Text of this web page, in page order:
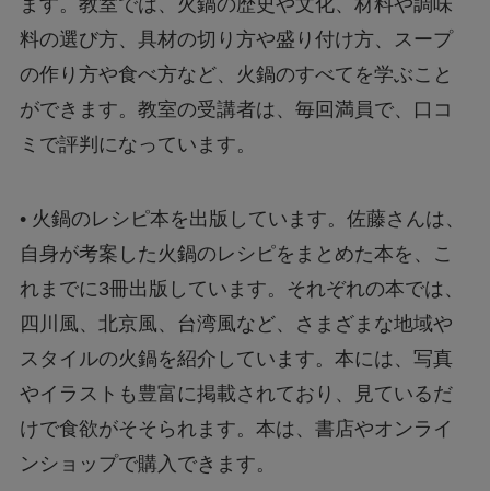
ます。教室では、火鍋の歴史や文化、材料や調味
料の選び方、具材の切り方や盛り付け方、スープ
の作り方や食べ方など、火鍋のすべてを学ぶこと
ができます。教室の受講者は、毎回満員で、口コ
ミで評判になっています。
• 火鍋のレシピ本を出版しています。佐藤さんは、
自身が考案した火鍋のレシピをまとめた本を、こ
れまでに3冊出版しています。それぞれの本では、
四川風、北京風、台湾風など、さまざまな地域や
スタイルの火鍋を紹介しています。本には、写真
やイラストも豊富に掲載されており、見ているだ
けで食欲がそそられます。本は、書店やオンライ
ンショップで購入できます。